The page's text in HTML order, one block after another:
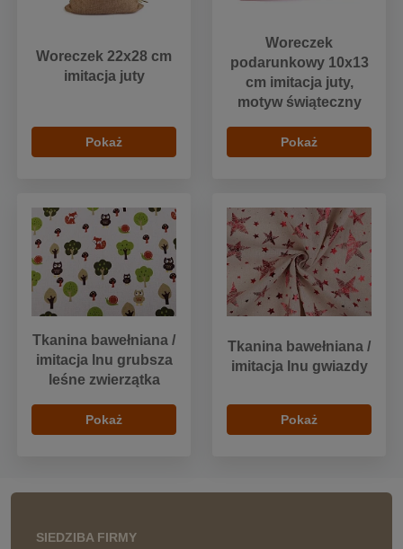
Woreczek 22x28 cm
imitacja juty
Pokaż
Woreczek
podarunkowy 10x13
cm imitacja juty,
motyw świąteczny
Pokaż
Tkanina bawełniana /
imitacja lnu grubsza
leśne zwierzątka
Pokaż
Tkanina bawełniana /
imitacja lnu gwiazdy
Pokaż
SIEDZIBA FIRMY